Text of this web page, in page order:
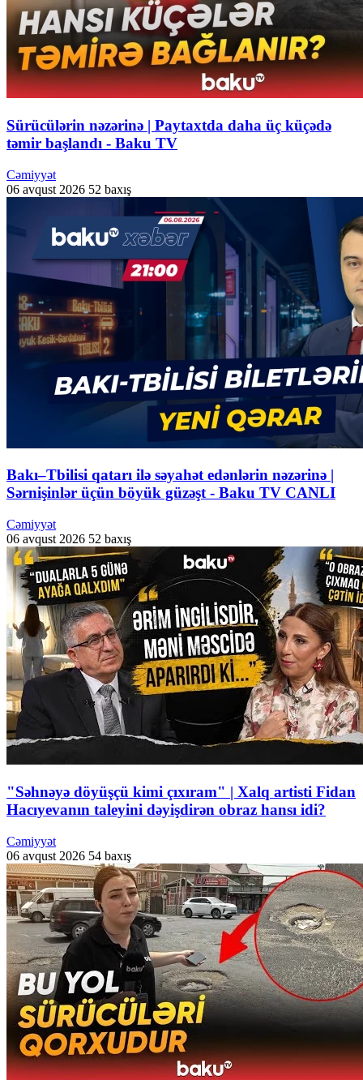
Sürücülərin nəzərinə | Paytaxtda daha üç küçədə
təmir başlandı - Baku TV
Cəmiyyət
06 avqust 2026 52 baxış
Bakı–Tbilisi qatarı ilə səyahət edənlərin nəzərinə |
Sərnişinlər üçün böyük güzəşt - Baku TV CANLI
Cəmiyyət
06 avqust 2026 52 baxış
"Səhnəyə döyüşçü kimi çıxıram" | Xalq artisti Fidan
Hacıyevanın taleyini dəyişdirən obraz hansı idi?
Cəmiyyət
06 avqust 2026 54 baxış